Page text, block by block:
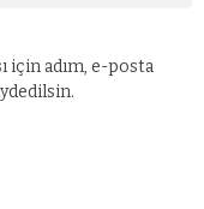
için adım, e-posta